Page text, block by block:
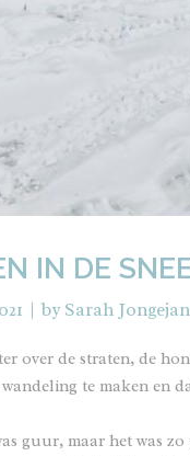
IN DE
bySarah Jongejan
over de straten, de
te maken en
guur, maar het was